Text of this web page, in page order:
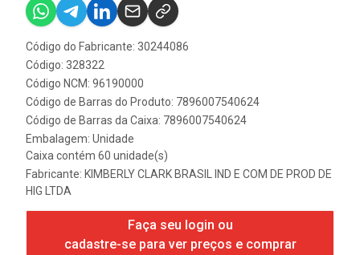
Código do Fabricante: 30244086
Código: 328322
Código NCM: 96190000
Código de Barras do Produto: 7896007540624
Código de Barras da Caixa: 7896007540624
Embalagem: Unidade
Caixa contém 60 unidade(s)
Fabricante: KIMBERLY CLARK BRASIL IND E COM DE PROD DE
HIG LTDA
Faça seu login ou
cadastre-se para ver preços e comprar